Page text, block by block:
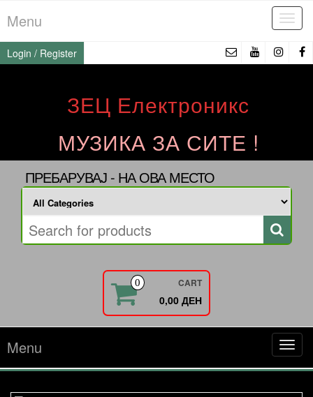
to
the
content
Menu
Login / Register
ЗЕЦ Електроникс
МУЗИКА ЗА СИТЕ !
ПРЕБАРУВАЈ - НА ОВА МЕСТО
0 CART
0,00 ДЕН
Menu